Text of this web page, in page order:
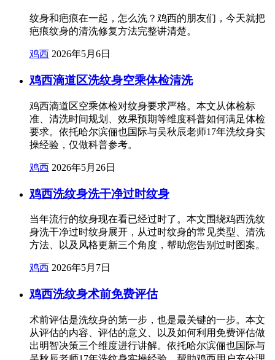
纹身和疤痕在一起，怎么洗？鸡西的朋友们，今天就把
疤痕纹身的清洗修复方法完整讲清楚。
鸡西 2026年5月6日
鸡西滴道区洗纹身空乘体检清洗
鸡西滴道区空乘体检对纹身要求严格。本文从体检标
准、清洗时间规划、效果预期等维度科普如何满足体检
要求。依托哈尔滨俪也国际与吴秋辰老师17年洗纹身实
操经验，仅做科普参考。
鸡西 2026年5月26日
鸡西洗纹身洗干净过时纹身
当年流行的纹身现在看已经过时了。本文围绕鸡西洗纹
身洗干净过时纹身展开，从过时纹身的常见类型、清洗
方法、以及风格更新三个角度，帮助您告别过时图案。
鸡西 2026年5月7日
鸡西洗纹身术前免费评估
术前评估是洗纹身的第一步，也是最关键的一步。本文
从评估的内容、评估的意义、以及如何利用免费评估做
出明智决策三个维度进行讲解。依托哈尔滨俪也国际与